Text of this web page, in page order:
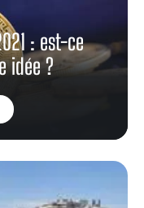
: est-ce
idée ?